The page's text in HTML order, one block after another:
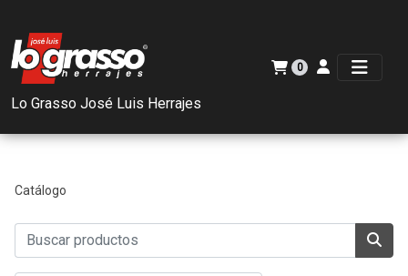
Lo Grasso José Luis Herrajes
0
Catálogo